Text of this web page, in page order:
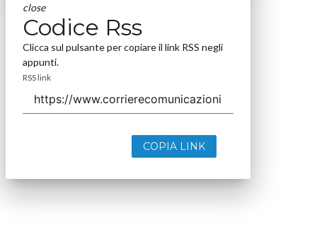
close
Codice Rss
Clicca sul pulsante per copiare il link RSS negli
appunti.
RSS link
COPIA LINK